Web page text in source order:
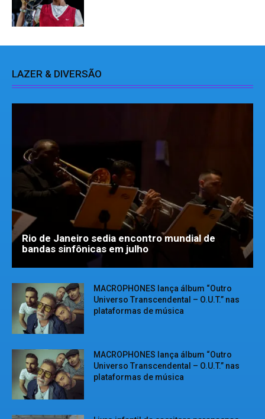
LAZER & DIVERSÃO
Rio de Janeiro sedia encontro mundial de
bandas sinfônicas em julho
MACROPHONES lança álbum “Outro
Universo Transcendental – O.U.T.” nas
plataformas de música
MACROPHONES lança álbum “Outro
Universo Transcendental – O.U.T.” nas
plataformas de música